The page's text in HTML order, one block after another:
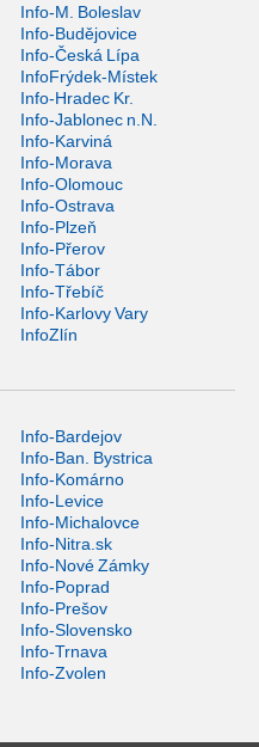
Info-M. Boleslav
Info-Budějovice
Info-Česká Lípa
InfoFrýdek-Místek
Info-Hradec Kr.
Info-Jablonec n.N.
Info-Karviná
Info-Morava
Info-Olomouc
Info-Ostrava
Info-Plzeň
Info-Přerov
Info-Tábor
Info-Třebíč
Info-Karlovy Vary
InfoZlín
Info-Bardejov
Info-Ban. Bystrica
Info-Komárno
Info-Levice
Info-Michalovce
Info-Nitra.sk
Info-Nové Zámky
Info-Poprad
Info-Prešov
Info-Slovensko
Info-Trnava
Info-Zvolen